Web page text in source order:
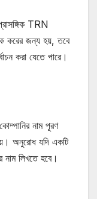
TRN
করের জন্য হয়, তবে
করা যেতে পারে।
নাম পূরণ
অনুরোধ যদি একটি
নাম লিখতে হবে।